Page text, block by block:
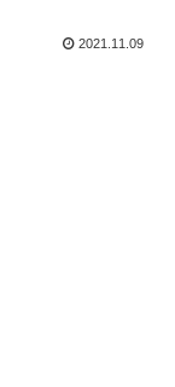
2021.11.09